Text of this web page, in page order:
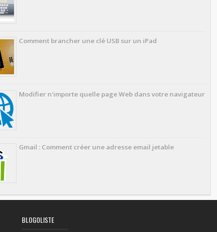
Comment brancher une clé USB sur un iPad
Modifier n'importe quelle page Web dans votre navigateur
Gmail : Comment créer une adresse email jetable
BLOGOLISTE